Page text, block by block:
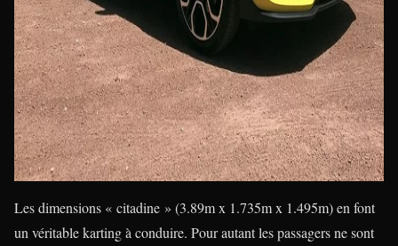
Les dimensions « citadine » (3.89m x 1.735m x 1.495m) en font
un véritable karting à conduire. Pour autant les passagers ne sont